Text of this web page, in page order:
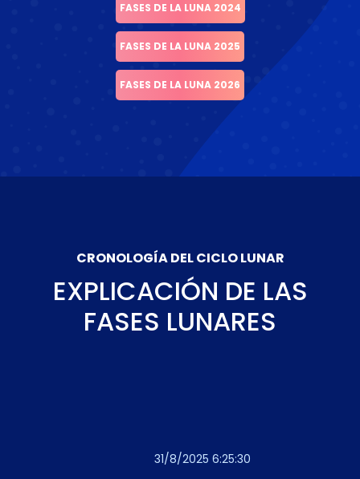
FASES DE LA LUNA 2024
FASES DE LA LUNA 2025
FASES DE LA LUNA 2026
CRONOLOGÍA DEL CICLO LUNAR
EXPLICACIÓN DE LAS
FASES LUNARES
31/8/2025 6:25:30